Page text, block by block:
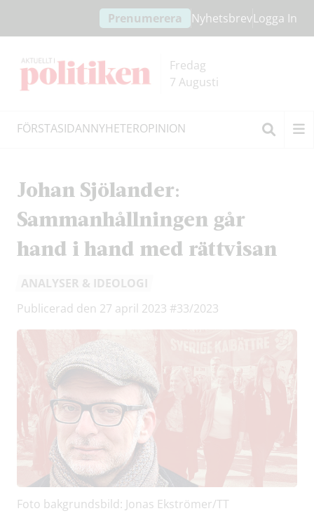
innehållet
headern
Prenumerera NyhetsbrevLogga In
Fredag
7 Augusti
FÖRSTASIDANNYHETEROPINION
Johan Sjölander:
Sammanhållningen går
hand i hand med rättvisan
ANALYSER & IDEOLOGI
Publicerad den 27 april 2023 #33/2023
Foto bakgrundsbild: Jonas Ekströmer/TT